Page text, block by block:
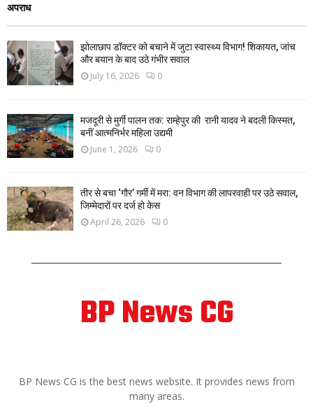
अपराध
झोलाछाप डॉक्टर को बचाने में जुटा स्वास्थ्य विभाग! शिकायत, जांच
और बयान के बाद उठे गंभीर सवाल
July 16, 2026 0
मजदूरी से मुर्गी पालन तक: राम्हेपुर की रानी यादव ने बदली किस्मत,
बनीं आत्मनिर्भर महिला उद्यमी
June 1, 2026 0
तीर से बचा ‘गौर’ गर्मी में मरा: वन विभाग की लापरवाही पर उठे सवाल,
जिम्मेदारों पर दर्ज हो केस
April 26, 2026 0
BP News CG
BP News CG is the best news website. It provides news from
many areas.